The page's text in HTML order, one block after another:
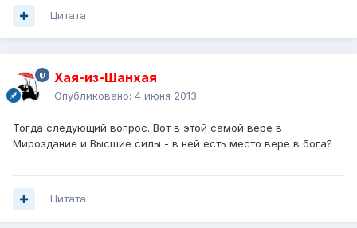
Цитата
Хая-из-Шанхая
Опубликовано: 4 июня 2013
Тогда следующий вопрос. Вот в этой самой вере в
Мироздание и Высшие силы - в ней есть место вере в бога?
Цитата